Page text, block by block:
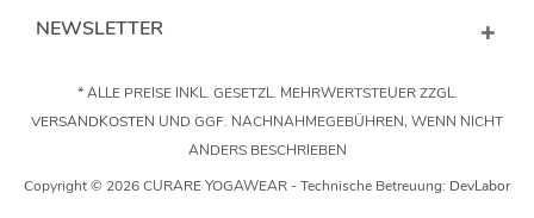
NEWSLETTER
* ALLE PREISE INKL. GESETZL. MEHRWERTSTEUER ZZGL.
VERSANDKOSTEN UND GGF. NACHNAHMEGEBÜHREN, WENN NICHT
ANDERS BESCHRIEBEN
Copyright © 2026 CURARE YOGAWEAR - Technische Betreuung: DevLabor